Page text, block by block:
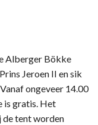
Alberger Bökke
Jeroen II en sik
ongeveer 14.00
is gratis. Het
de tent worden